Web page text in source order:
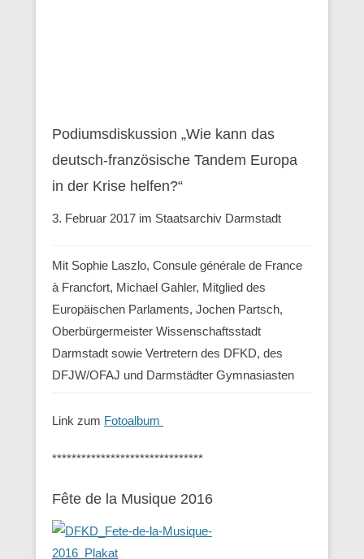
Podiumsdiskussion „Wie kann das
deutsch-französische Tandem Europa
in der Krise helfen?“
3. Februar 2017 im Staatsarchiv Darmstadt
Mit Sophie Laszlo, Consule générale de France
à Francfort, Michael Gahler, Mitglied des
Europäischen Parlaments, Jochen Partsch,
Oberbürgermeister Wissenschaftsstadt
Darmstadt sowie Vertretern des DFKD, des
DFJW/OFAJ und Darmstädter Gymnasiasten
Link zum Fotoalbum
*******************************
Fête de la Musique 2016